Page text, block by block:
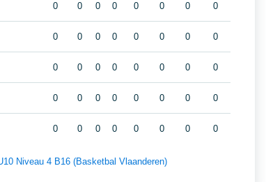
0 0 0 0 0 0 0 0
0 0 0 0 0 0 0 0
0 0 0 0 0 0 0 0
0 0 0 0 0 0 0 0
0 0 0 0 0 0 0 0
Niveau 4 B16 (Basketbal Vlaanderen)